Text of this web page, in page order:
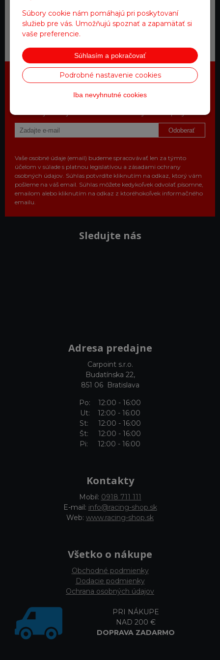
Súbory cookie nám pomáhajú pri poskytovaní
služieb pre vás. Umožňujú spoznať a zapamätať si
vaše preferencie.
Súhlasím a pokračovať
Podrobné nastavenie cookies
Iba nevyhnutné cookies
Zákaznícky servis
váš email
Odoberať
Vaše osobné údaje (email) budeme spracovávať len za týmto
účelom v súlade s platnou legislatívou a zásadami ochrany
osobných údajov. Súhlas potvrdíte kliknutím na odkaz, ktorý vám
pošleme na váš email. Súhlas môžete kedykoľvek odvolať písomne,
emailom alebo kliknutím na odkaz z ktoréhokoľvek informačného
emailu.
Sledujte nás
Adresa predajne
Carpoint s.r.o.
Budatínska 22,
851 06 Bratislava
Po: 12:00 - 16:00
Ut: 12:00 - 16:00
St: 12:00 - 16:00
Št: 12:00 - 16:00
Pi: 12:00 - 16:00
Kontakty
Mobil: 0918 711 111
E-mail: info@racing-shop.sk
Web: www.racing-shop.sk
Všetko o nákupe
Obchodné podmienky
Dodacie podmienky
Ochrana osobných údajov
PRI NÁKUPE
NAD 200 €
DOPRAVA ZADARMO